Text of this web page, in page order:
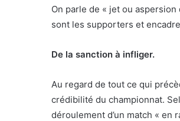
On parle de « jet ou
sont les supporters et
De la sanction à infliger.
Au regard de tout ce qui
crédibilité du championnat.
déroulement d’un match « en